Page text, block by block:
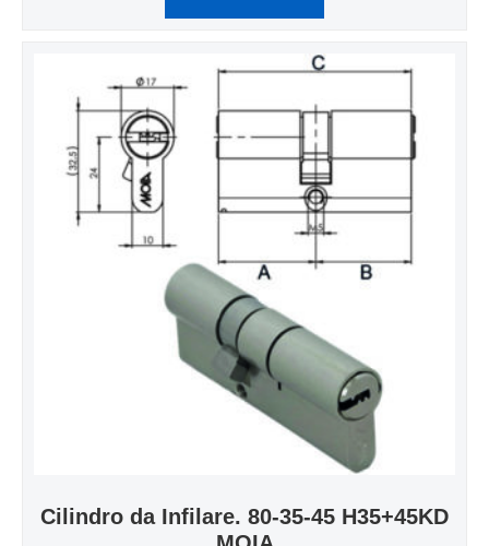
Cilindro da Infilare. 80-35-45 H35+45KD